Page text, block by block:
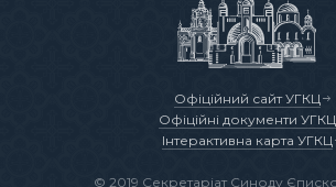
Офіційний сайт УГКЦ
Офіційні документи УГКЦ
Інтерактивна карта УГКЦ
© 2019 Секретаріат Синоду